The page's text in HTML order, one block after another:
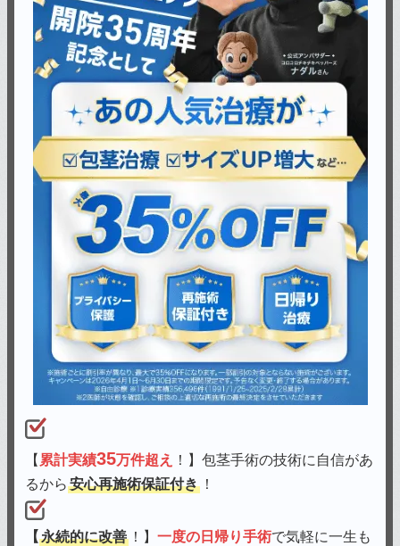
【 累計実績35万件超え
！】包茎手術の技術に自信があ
るから 安心再施術保証付き ！
【永続的に改善 ！】 一度の日帰り手術で気軽に一生も